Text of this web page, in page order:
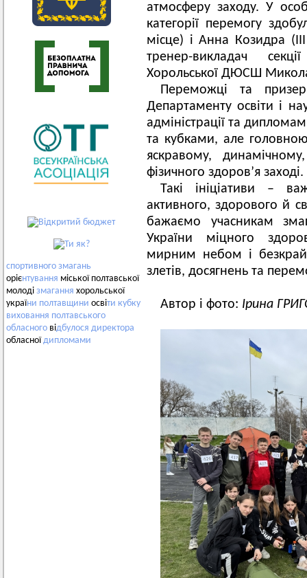
спортивного змагань
орієнтування міської полтавської
молоді змагання хорольської
україни полтавщини освіти кубку
виховання полтавського
обласного відбулося директора
обласноїдипломами
атмосферу заходу. У
категорії перемогу
місце) і Анна Козидра
тренер-викладач
Хорольської ДЮСШ
Переможці та
Департаменту освіти і
адміністрації та
та кубками, але
яскравому,
фізичного здоров’я заході.
Такі ініціативи –
активного, здорового й
бажаємо учасникам
України міцного
мирним небом і
злетів, досягнень та
Автор і фото: Ірина